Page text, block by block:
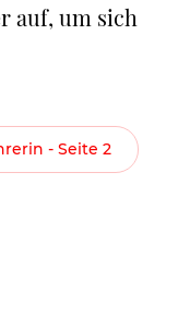
auf, um sich
- Seite 2